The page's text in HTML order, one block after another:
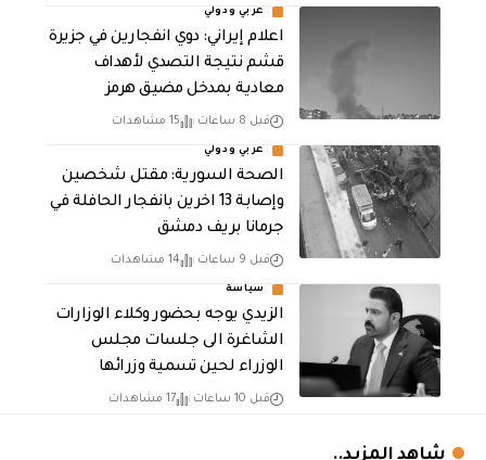
عربي ودولي
اعلام إيراني: دوي انفجارين في جزيرة
قشم نتيجة التصدي لأهداف
معادية بمدخل مضيق هرمز
قبل 8 ساعات 15 مشاهدات
عربي ودولي
الصحة السورية: مقتل شخصين
وإصابة 13 اخرين بانفجار الحافلة في
جرمانا بريف دمشق
قبل 9 ساعات 14 مشاهدات
سياسة
الزيدي يوجه بحضور وكلاء الوزارات
الشاغرة الى جلسات مجلس
الوزراء لحين تسمية وزرائها
قبل 10 ساعات 17 مشاهدات
شاهد المزيد..